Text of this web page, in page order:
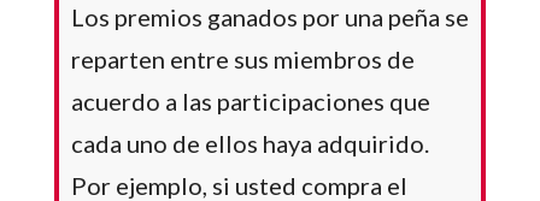
Los premios ganados por una peña se
reparten entre sus miembros de
acuerdo a las participaciones que
cada uno de ellos haya adquirido.
Por ejemplo, si usted compra el